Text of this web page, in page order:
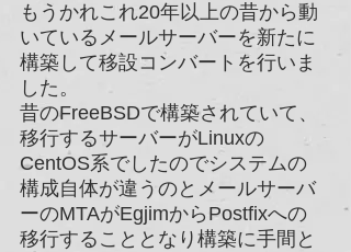
もうかれこれ20年以上の昔から動
いているメールサーバーを新たに
構築して移設コンバートを行いま
した。
昔のFreeBSDで構築されていて、
移行するサーバーがLinuxの
CentOS系でしたのでシステムの
構成自体が違うのとメールサーバ
ーのMTAがEgjimからPostfixへの
移行することとなり構築に手間と